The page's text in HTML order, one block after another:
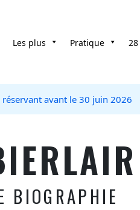
Les plus Pratique
avant le 30 juin 2026
BIOGRAPHIE